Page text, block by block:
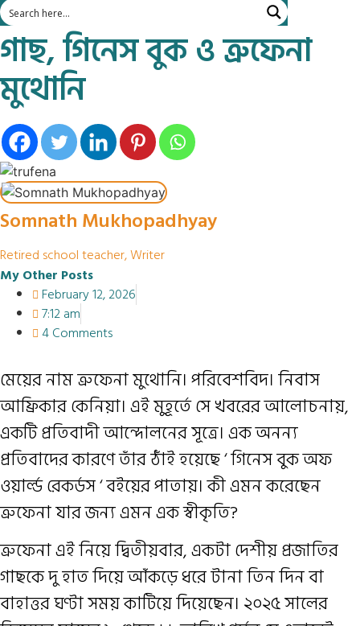
গাছ, গিনেস বুক ও ত্রুফেনা
মুথোনি
Somnath Mukhopadhyay
Retired school teacher, Writer
My Other Posts
February 12, 2026
7:12 am
4 Comments
মেয়ের নাম ত্রুফেনা মুথোনি। পরিবেশবিদ। নিবাস
আফ্রিকার কেনিয়া। এই মুহূর্তে সে খবরের আলোচনায়,
একটি প্রতিবাদী আন্দোলনের সূত্রে। এক অনন্য
প্রতিবাদের কারণে তাঁর ঠাঁই হয়েছে ‘ গিনেস বুক অফ
ওয়ার্ল্ড রেকর্ডস ‘ ব‌ইয়ের পাতায়। কী এমন করেছেন
ত্রুফেনা যার জন্য এমন এক স্বীকৃতি?
ত্রুফেনা এই নিয়ে দ্বিতীয়বার, একটা দেশীয় প্রজাতির
গাছকে দু হাত দিয়ে আঁকড়ে ধরে টানা তিন দিন বা
বাহাত্তর ঘণ্টা সময় কাটিয়ে দিয়েছেন। ২০২৫ সালের